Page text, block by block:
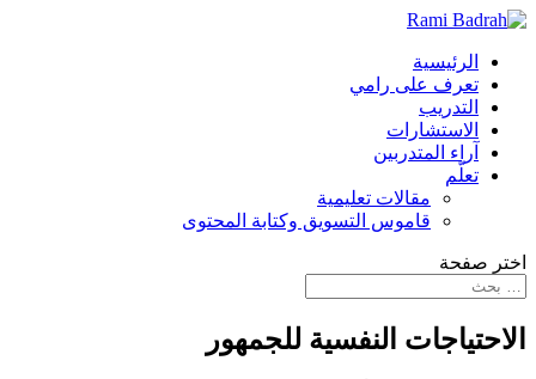
الرئيسية
تعرف على رامي
التدريب
الاستشارات
آراء المتدربين
تعلّم
مقالات تعليمية
قاموس التسويق وكتابة المحتوى
اختر صفحة
الاحتياجات النفسية للجمهور